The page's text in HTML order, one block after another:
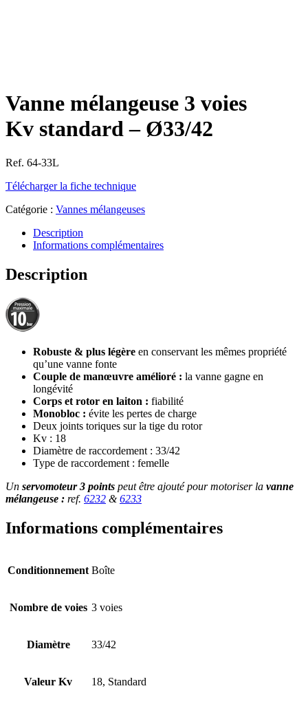
Vanne mélangeuse 3 voies
Kv standard – Ø33/42
Ref. 64-33L
Télécharger la fiche technique
Catégorie : Vannes mélangeuses
Description
Informations complémentaires
Description
Robuste & plus légère en conservant les mêmes propriété
qu’une vanne fonte
Couple de manœuvre amélioré : la vanne gagne en
longévité
Corps et rotor en laiton : fiabilité
Monobloc : évite les pertes de charge
Deux joints toriques sur la tige du rotor
Kv : 18
Diamètre de raccordement : 33/42
Type de raccordement : femelle
Un servomoteur 3 points peut être ajouté pour motoriser la vanne
mélangeuse : ref. 6232 &6233
Informations complémentaires
Conditionnement Boîte
Nombre de voies 3 voies
Diamètre 33/42
Valeur Kv 18, Standard